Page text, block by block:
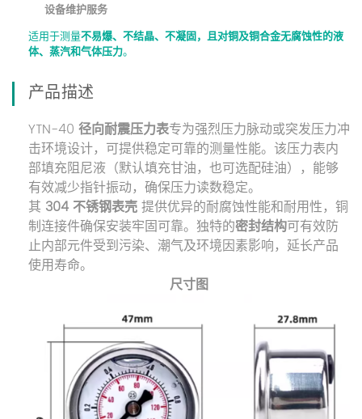
设备维护服务
适用于测量不易爆、不结晶、不凝固，且对铜及铜合金无腐蚀性的液
体、蒸汽和气体压力。
产品描述
YTN-40 径向耐震压力表专为强烈压力脉动或突发压力冲
击环境设计，可提供稳定可靠的测量性能。该压力表内
部填充阻尼液（默认填充甘油，也可选配硅油），能够
有效减少指针振动，确保压力读数稳定。
其 304 不锈钢表壳提供优异的耐腐蚀性能和耐用性，铜
制连接件确保安装牢固可靠。独特的密封结构可有效防
止内部元件受到污染、潮气及环境因素影响，延长产品
使用寿命。
尺寸图